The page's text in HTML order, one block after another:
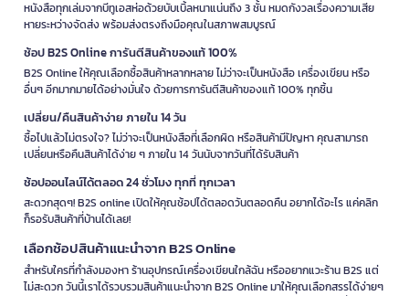
หนังสือทุกเล่มจากบีทูเอสห่อด้วยบับเบิ้ลหนาแน่นถึง 3 ชั้น หมดกังวลเรื่องความเสีย
หายระหว่างจัดส่ง พร้อมส่งตรงถึงมือคุณในสภาพสมบูรณ์
ช้อป B2S Online การันตีสินค้าของแท้ 100%
B2S Online ให้คุณเลือกซื้อสินค้าหลากหลาย ไม่ว่าจะเป็นหนังสือ เครื่องเขียน หรือ
อื่นๆ อีกมากมายได้อย่างมั่นใจ ด้วยการการันตีสินค้าของแท้ 100% ทุกชิ้น
เปลี่ยน/คืนสินค้าง่าย ภายใน 14 วัน
ซื้อไปแล้วไม่ตรงใจ? ไม่ว่าจะเป็นหนังสือที่เลือกผิด หรือสินค้ามีปัญหา คุณสามารถ
เปลี่ยนหรือคืนสินค้าได้ง่าย ๆ ภายใน 14 วันนับจากวันที่ได้รับสินค้า
ช้อปออนไลน์ได้ตลอด 24 ชั่วโมง ทุกที่ ทุกเวลา
สะดวกสุดๆ! B2S online เปิดให้คุณช้อปได้ตลอดวันตลอดคืน อยากได้อะไร แค่คลิก
ก็รอรับสินค้าที่บ้านได้เลย!
เลือกช้อปสินค้าแนะนำจาก B2S Online
สำหรับใครที่กำลังมองหา ร้านอุปกรณ์เครื่องเขียนใกล้ฉัน หรืออยากแวะร้าน B2S แต่
ไม่สะดวก วันนี้เราได้รวบรวมสินค้าแนะนำจาก B2S Online มาให้คุณเลือกสรรได้ง่ายๆ